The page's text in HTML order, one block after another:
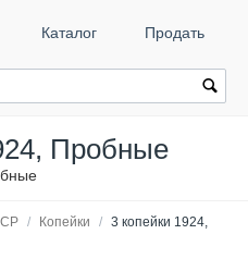
Каталог Продать
Пробные
/ Копейки / 3 копейки 1924,